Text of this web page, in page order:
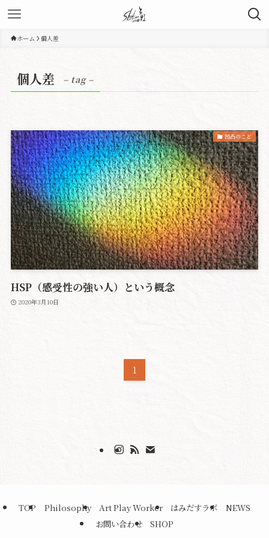
ホーム 個人差
個人差 – tag –
凹凸のこと
HSP（感受性の強い人）という概念
2020年3月10日
1
TOP Philosophy Art Play Worker はみだすラボ
NEWS
お問い合わせ
SHOP